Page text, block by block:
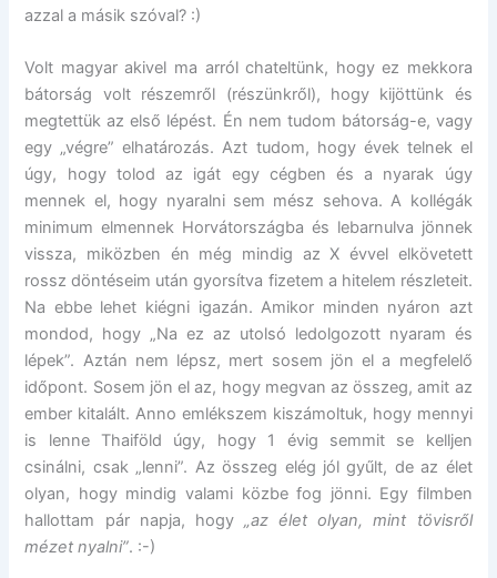
azzal a másik szóval? :)
Volt magyar akivel ma arról chateltünk, hogy ez mekkora
bátorság volt részemről (részünkről), hogy kijöttünk és
megtettük az első lépést. Én nem tudom bátorság-e, vagy
egy „végre” elhatározás. Azt tudom, hogy évek telnek el
úgy, hogy tolod az igát egy cégben és a nyarak úgy
mennek el, hogy nyaralni sem mész sehova. A kollégák
minimum elmennek Horvátországba és lebarnulva jönnek
vissza, miközben én még mindig az X évvel elkövetett
rossz döntéseim után gyorsítva fizetem a hitelem részleteit.
Na ebbe lehet kiégni igazán. Amikor minden nyáron azt
mondod, hogy „Na ez az utolsó ledolgozott nyaram és
lépek”. Aztán nem lépsz, mert sosem jön el a megfelelő
időpont. Sosem jön el az, hogy megvan az összeg, amit az
ember kitalált. Anno emlékszem kiszámoltuk, hogy mennyi
is lenne Thaiföld úgy, hogy 1 évig semmit se kelljen
csinálni, csak „lenni”. Az összeg elég jól gyűlt, de az élet
olyan, hogy mindig valami közbe fog jönni. Egy filmben
hallottam pár napja, hogy „az élet olyan, mint tövisről
mézet nyalni”. :-)